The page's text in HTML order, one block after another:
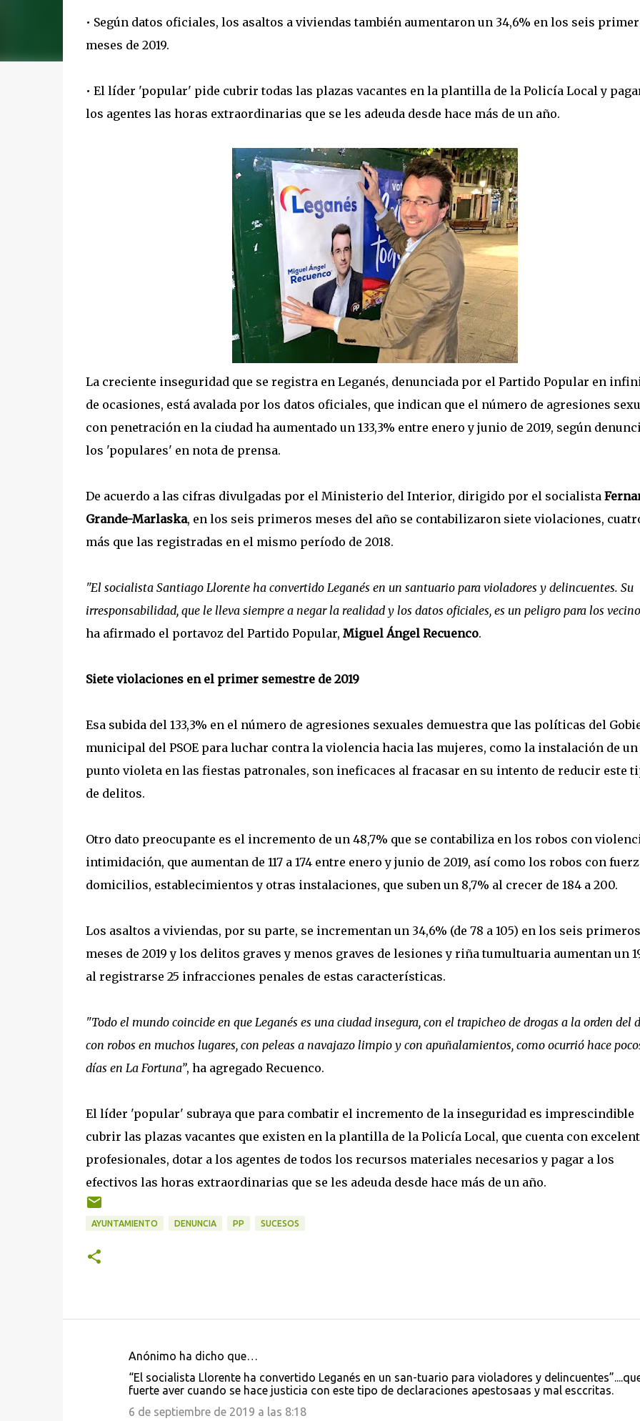
• Según datos oficiales, los asaltos a viviendas también aumentaron un 34,6% en los seis
meses de 2019.
• El líder 'popular' pide cubrir todas las plazas vacantes en la plantilla de la Policía Local y
los agentes las horas extraordinarias que se les adeuda desde hace más de un año.
La creciente inseguridad que se registra en Leganés, denunciada por el Partido Popular en
de ocasiones, está avalada por los datos oficiales, que indican que el número de agresiones
con penetración en la ciudad ha aumentado un 133,3% entre enero y junio de 2019, según
los 'populares' en nota de prensa.
De acuerdo a las cifras divulgadas por el Ministerio del Interior, dirigido por el socialista
Grande-Marlaska, en los seis primeros meses del año se contabilizaron siete violaciones,
más que las registradas en el mismo período de 2018.
"El socialista Santiago Llorente ha convertido Leganés en un santuario para violadores y delincuentes. Su
irresponsabilidad, que le lleva siempre a negar la realidad y los datos oficiales, es un peligro para los
ha afirmado el portavoz del Partido Popular, Miguel Ángel Recuenco.
Siete violaciones en el primer semestre de 2019
Esa subida del 133,3% en el número de agresiones sexuales demuestra que las políticas del
municipal del PSOE para luchar contra la violencia hacia las mujeres, como la instalación de un
punto violeta en las fiestas patronales, son ineficaces al fracasar en su intento de reducir este
de delitos.
Otro dato preocupante es el incremento de un 48,7% que se contabiliza en los robos con
intimidación, que aumentan de 117 a 174 entre enero y junio de 2019, así como los robos con
domicilios, establecimientos y otras instalaciones, que suben un 8,7% al crecer de 184 a 200.
Los asaltos a viviendas, por su parte, se incrementan un 34,6% (de 78 a 105) en los seis primeros
meses de 2019 y los delitos graves y menos graves de lesiones y riña tumultuaria aumentan un
al registrarse 25 infracciones penales de estas características.
"Todo el mundo coincide en que Leganés es una ciudad insegura, con el trapicheo de drogas a la orden del
con robos en muchos lugares, con peleas a navajazo limpio y con apuñalamientos, como ocurrió hace
días en La Fortuna”, ha agregado Recuenco.
El líder 'popular' subraya que para combatir el incremento de la inseguridad es imprescindible
cubrir las plazas vacantes que existen en la plantilla de la Policía Local, que cuenta con
profesionales, dotar a los agentes de todos los recursos materiales necesarios y pagar a los
efectivos las horas extraordinarias que se les adeuda desde hace más de un año.
AYUNTAMIENTO DENUNCIA PP SUCESOS
Anónimo ha dicho que…
“El socialista Llorente ha convertido Leganés en un san-tuario para violadores y
fuerte aver cuando se hace justicia con este tipo de declaraciones apestosaas y mal esccritas.
6 de septiembre de 2019 a las 8:18